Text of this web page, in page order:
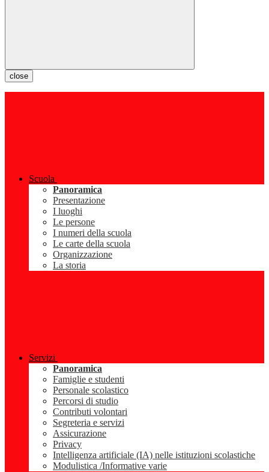
close
Scuola
Panoramica
Presentazione
I luoghi
Le persone
I numeri della scuola
Le carte della scuola
Organizzazione
La storia
Servizi
Panoramica
Famiglie e studenti
Personale scolastico
Percorsi di studio
Contributi volontari
Segreteria e servizi
Assicurazione
Privacy
Intelligenza artificiale (IA) nelle istituzioni scolastiche
Modulistica /Informative varie